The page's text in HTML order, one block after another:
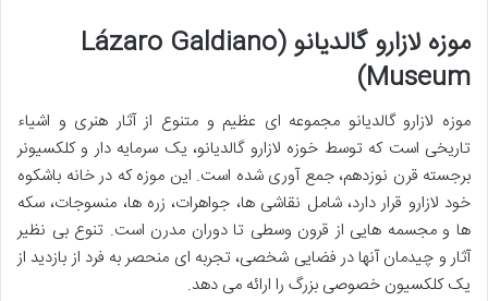
موزه لازارو گالدیانو (Lázaro Galdiano
Museum)
موزه لازارو گالدیانو مجموعه ای عظیم و متنوع از آثار هنری و اشیاء
تاریخی است که توسط خوزه لازارو گالدیانو، یک سرمایه دار و کلکسیونر
برجسته قرن نوزدهم، جمع آوری شده است. این موزه که در خانه باشکوه
خود لازارو قرار دارد، شامل نقاشی ها، جواهرات، زره ها، منسوجات، سکه
ها و مجسمه هایی از قرون وسطی تا دوران مدرن است. تنوع بی نظیر
آثار و چیدمان آنها در فضایی شخصی، تجربه ای منحصر به فرد از بازدید از
یک کلکسیون خصوصی بزرگ را ارائه می دهد.